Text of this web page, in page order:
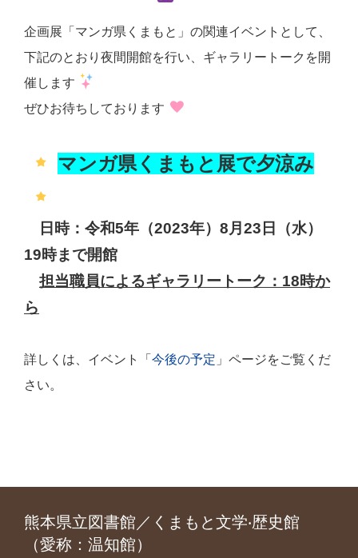
企画展「マンガ県くまもと」の関連イベントとして、
下記のとおり夜間開館を行い、ギャラリートークを開
催します
ぜひお待ちしております
マンガ県くまもと展で夕涼み
日時：令和5年（2023年）8月23日（水）
19時まで開館
担当職員によるギャラリートーク： 18時か
ら
詳しくは、イベント「 今後の予定 」ページをご覧くだ
さい。
熊本県立図書館／くまもと文学‧歴史館
（愛称：温知館）